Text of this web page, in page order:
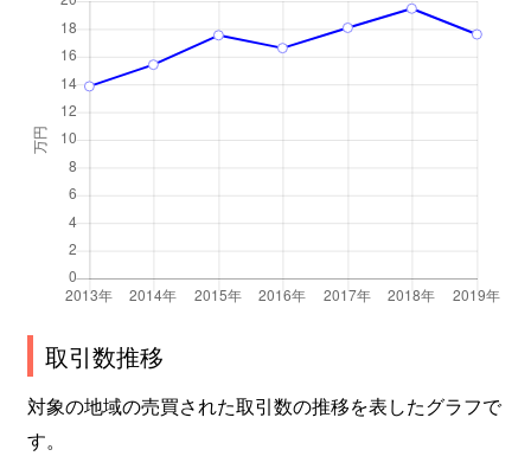
取引数推移
対象の地域の売買された取引数の推移を表したグラフで
す。